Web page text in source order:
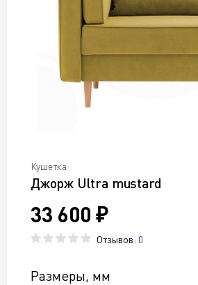
Кушетка
Джорж Ultra mustard
33 600 ₽
Отзывов: 0
Размеры, мм